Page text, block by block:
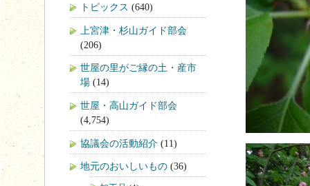
トピックス (640)
上宮津・杉山ガイド部会
(206)
世屋の里がご縁の土・産市
場 (14)
世屋・高山ガイド部会
(4,754)
協議会の活動紹介 (11)
地元のおいしいもの (36)